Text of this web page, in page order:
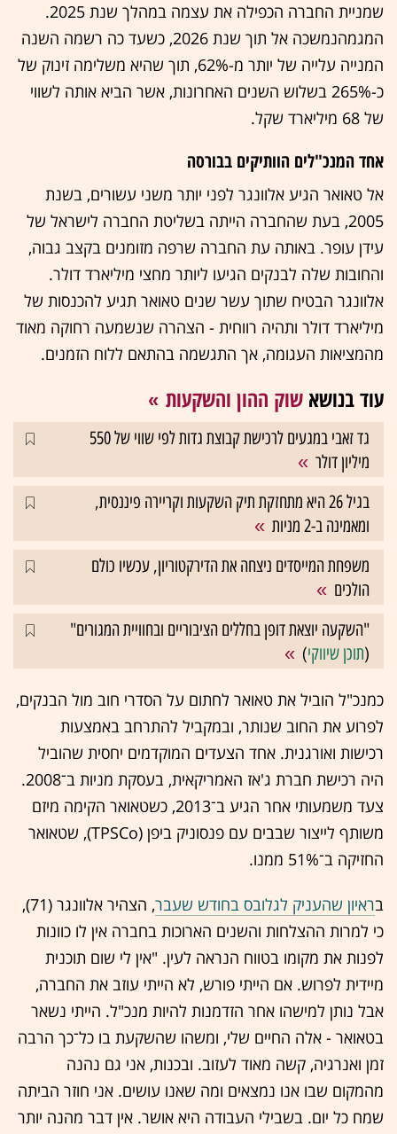
שמניית החברה הכפילה את עצמה במהלך שנת 2025.
המגמהנמשכה אל תוך שנת 2026, כשעד כה רשמה השנה
המנייה עלייה של יותר מ-62%, תוך שהיא משלימה זינוק של
כ-265% בשלוש השנים האחרונות, אשר הביא אותה לשווי
של 68 מיליארד שקל.
אחד המנכ"לים הוותיקים בבורסה
אל טאואר הגיע אלוונגר לפני יותר משני עשורים, בשנת
2005, בעת שהחברה הייתה בשליטת החברה לישראל של
עידן עופר. באותה עת החברה שרפה מזומנים בקצב גבוה,
והחובות שלה לבנקים הגיעו ליותר מחצי מיליארד דולר.
אלוונגר הבטיח שתוך עשר שנים טאואר תגיע להכנסות של
מיליארד דולר ותהיה רווחית - הצהרה שנשמעה רחוקה מאוד
מהמציאות העגומה, אך התגשמה בהתאם ללוח הזמנים.
עוד בנושא שוק ההון והשקעות
גד זאבי במגעים לרכישת קבוצת גדות לפי שווי של 550
מיליון דולר
בגיל 26 היא מתחזקת תיק השקעות וקריירה פיננסית,
ומאמינה ב-2 מניות
משפחת המייסדים ניצחה את הדירקטוריון, עכשיו כולם
הולכים
"השקעה יוצאת דופן בחללים הציבוריים ובחוויית המגורים"
(תוכן שיווקי)
כמנכ"ל הוביל את טאואר לחתום על הסדרי חוב מול הבנקים,
לפרוע את החוב שנותר, ובמקביל להתרחב באמצעות
רכישות ואורגנית. אחד הצעדים המוקדמים יחסית שהוביל
היה רכישת חברת ג'אז האמריקאית, בעסקת מניות ב־2008.
צעד משמעותי אחר הגיע ב־2013, כשטאואר הקימה מיזם
משותף לייצור שבבים עם פנסוניק ביפן (TPSCo), שטאואר
החזיקה ב־51% ממנו.
בראיון שהעניק לגלובס בחודש שעבר
, הצהיר אלוונגר (71),
כי למרות ההצלחות והשנים הארוכות בחברה אין לו כוונות
לפנות את מקומו בטווח הנראה לעין. "אין לי שום תוכנית
מיידית לפרוש. אם הייתי פורש, לא הייתי עוזב את החברה,
אבל נותן למישהו אחר הזדמנות להיות מנכ"ל. הייתי נשאר
בטאואר - אלה החיים שלי, ומשהו שהשקעת בו כל־כך הרבה
זמן ואנרגיה, קשה מאוד לעזוב. ובכנות, אני גם נהנה
מהמקום שבו אנו נמצאים ומה שאנו עושים. אני חוזר הביתה
שמח כל יום. בשבילי העבודה היא אושר. אין דבר מהנה יותר